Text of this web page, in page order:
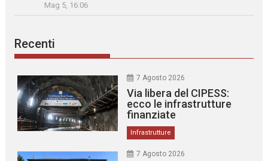
Mag 5, 16:06
Recenti
7 Agosto 2026
Via libera del CIPESS:
ecco le infrastrutture
finanziate
Infrastrutture
7 Agosto 2026